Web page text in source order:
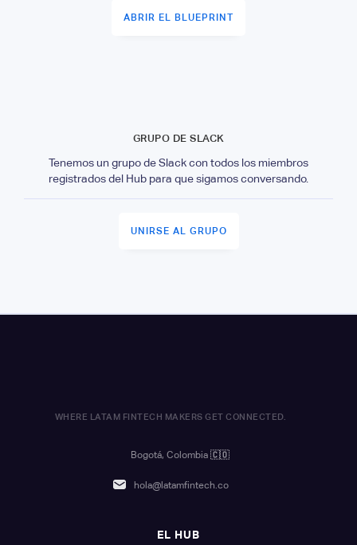
ABRIR EL BLUEPRINT
GRUPO DE SLACK
Tenemos un grupo de Slack con todos los miembros
registrados del Hub para que sigamos conversando.
UNIRSE AL GRUPO
WHERE LATAM FINTECH MAKERS GET CONNECTED.
Bogotá, Colombia 🇨🇴
hola@latamfintech.co
EL HUB